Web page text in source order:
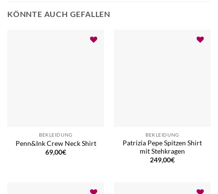
KÖNNTE AUCH GEFALLEN
BEKLEIDUNG
Penn&Ink Crew Neck Shirt
69,00€
BEKLEIDUNG
Patrizia Pepe Spitzen Shirt
mit Stehkragen
249,00€